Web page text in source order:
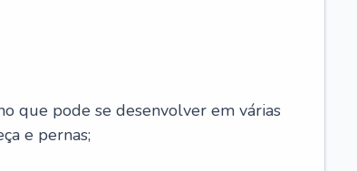
que pode se desenvolver em várias
e pernas;